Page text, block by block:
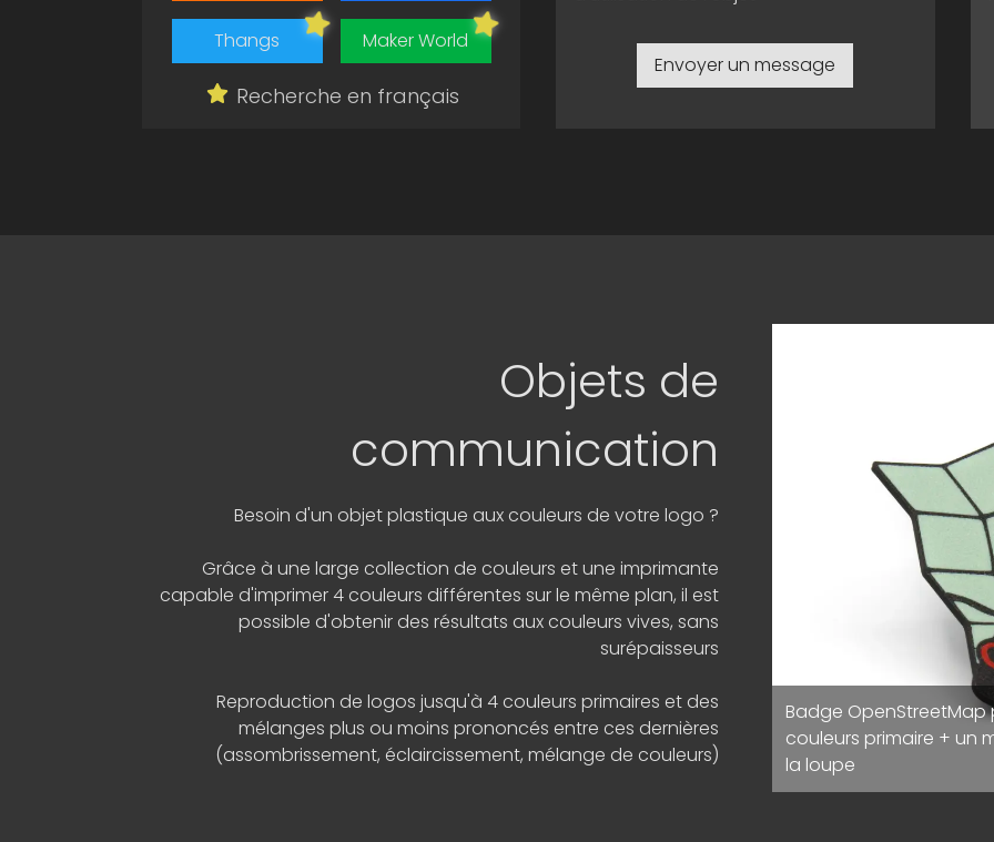
Thangs Maker World
Recherche en français
Envoyer un message
Objets de
communication
Besoin d'un objet plastique aux couleurs de votre logo ?
Grâce à une large collection de couleurs et une imprimante
capable d'imprimer 4 couleurs différentes sur le même plan, il est
possible d'obtenir des résultats aux couleurs vives, sans
surépaisseurs
Reproduction de logos jusqu'à 4 couleurs primaires et des
mélanges plus ou moins prononcés entre ces dernières
(assombrissement, éclaircissement, mélange de couleurs)
Intégration des aimants néodyme dans le corps plastique du
magnet
Badge
couleurs primaire + un
la loupe